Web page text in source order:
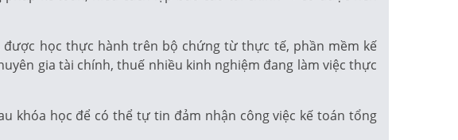
học thực hành trên bộ chứng từ thực tế, phần mềm kế
gia tài chính, thuế nhiều kinh nghiệm đang làm việc thực
khóa học để có thể tự tin đảm nhận công việc kế toán tổng